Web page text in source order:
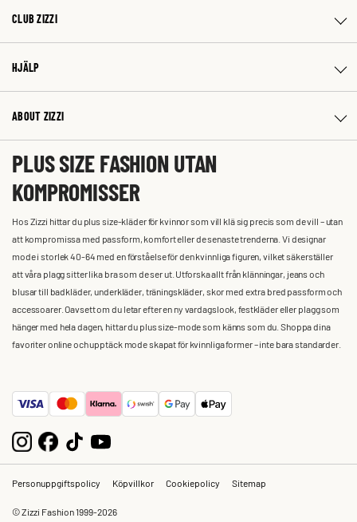
CLUB ZIZZI
HJÄLP
ABOUT ZIZZI
PLUS SIZE FASHION UTAN
KOMPROMISSER
Hos Zizzi hittar du plus size-kläder för kvinnor som vill klä sig precis som de vill – utan
att kompromissa med passform, komfort eller de senaste trenderna. Vi designar
mode i storlek 40-64 med en förståelse för den kvinnliga figuren, vilket säkerställer
att våra plagg sitter lika bra som de ser ut. Utforska allt från klänningar, jeans och
blusar till badkläder, underkläder, träningskläder, skor med extra bred passform och
accessoarer. Oavsett om du letar efter en ny vardagslook, festkläder eller plagg som
hänger med hela dagen, hittar du plus size-mode som känns som du. Shoppa dina
favoriter online och upptäck mode skapat för kvinnliga former – inte bara standarder.
Personuppgiftspolicy Köpvillkor Cookiepolicy Sitemap
© Zizzi Fashion 1999-2026